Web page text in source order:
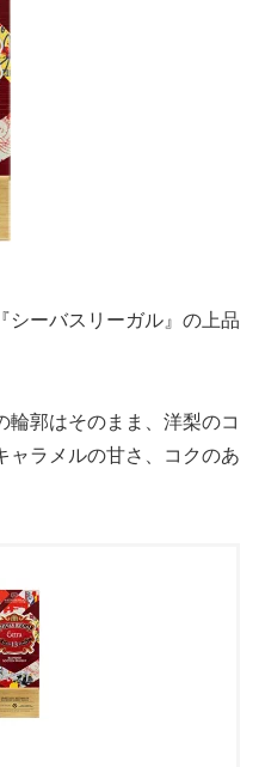
シーバスリーガル』の上品
輪郭はそのまま、洋梨のコ
ャラメルの甘さ、コクのあ